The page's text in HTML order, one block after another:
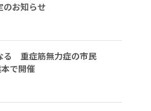
のお知らせ
る 重症筋無力症の市民
で開催